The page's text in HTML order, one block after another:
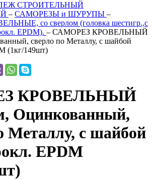
СТРОИТЕЛЬНЫЙ
– САМОРЕЗЫ и ШУРУПЫ –
со сверлом (головка шестигр.,с
EPDM). – САМОРЕЗ КРОВЕЛЬНЫЙ
сверло по Металлу, с шайбой
(1кг/149шт)
КРОВЕЛЬНЫЙ
Оцинкованный,
Металлу, с шайбой
EPDM